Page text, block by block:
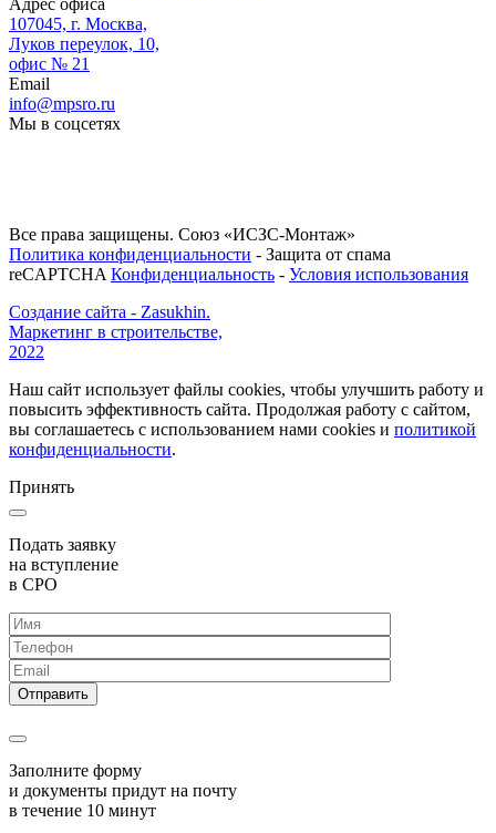
107045, г. Москва,
Луков переулок, 10,
офис № 21
Email
info@mpsro.ru
Мы в соцсетях
Все права защищены. Союз «ИСЗС-Монтаж»
Политика конфиденциальности - Защита от спама
reCAPTCHA Конфиденциальность - Условия использования
Создание сайта - Zasukhin.
Маркетинг в строительстве,
2022
Наш сайт использует файлы cookies, чтобы улучшить работу и
повысить эффективность сайта. Продолжая работу с сайтом,
вы соглашаетесь с использованием нами cookies и политикой
конфиденциальности.
Принять
Подать заявку
на вступление
в СРО
Заполните форму
и документы придут на почту
в течение 10 минут